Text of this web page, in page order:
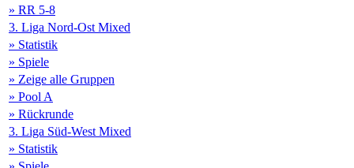
» RR 5-8
3. Liga Nord-Ost Mixed
» Statistik
» Spiele
» Zeige alle Gruppen
» Pool A
» Rückrunde
3. Liga Süd-West Mixed
» Statistik